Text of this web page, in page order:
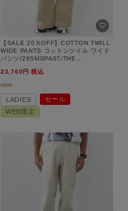
【SALE 20％OFF】COTTON TWILL
WIDE PANTS コットンツイル ワイド
パンツ/26SMSPA07/THE
不可】
23,760 税込
LADIES
セール
WEB限定